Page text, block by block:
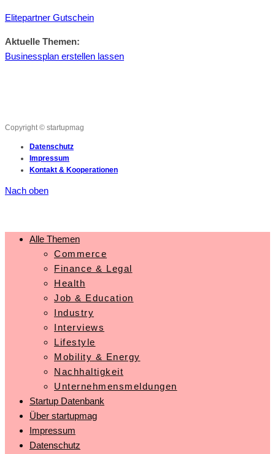
Elitepartner Gutschein
Aktuelle Themen:
Businessplan erstellen lassen
Copyright © startupmag
Datenschutz
Impressum
Kontakt & Kooperationen
Nach oben
Alle Themen
Commerce
Finance & Legal
Health
Job & Education
Industry
Interviews
Lifestyle
Mobility & Energy
Nachhaltigkeit
Unternehmensmeldungen
Startup Datenbank
Über startupmag
Impressum
Datenschutz